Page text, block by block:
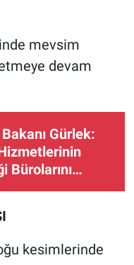
mevsim
devam
Gürlek:
Bürolarını
kesimlerinde